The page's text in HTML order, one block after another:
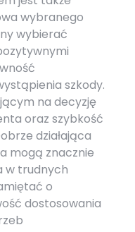
wybranego
wybierać
szkody.
na decyzję
oraz szybkość
działająca
mogą znacznie
w trudnych
o
dostosowania